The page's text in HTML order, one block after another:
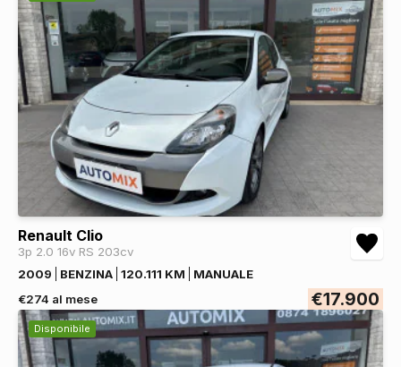
Renault Clio
3p 2.0 16v RS 203cv
2009
BENZINA 120.111 KM
MANUALE
€274 al mese
€17.900
Disponibile